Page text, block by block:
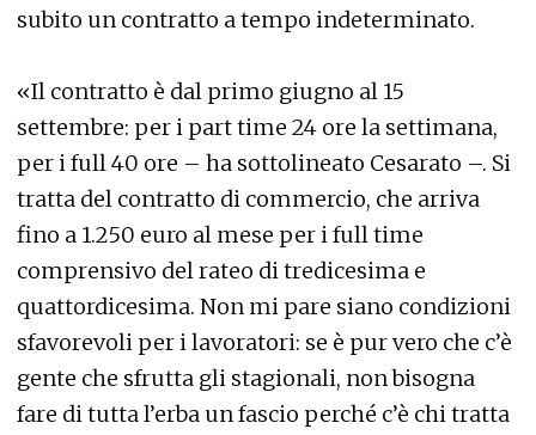
subito un contratto a tempo indeterminato.
«Il contratto è dal primo giugno al 15
settembre: per i part time 24 ore la settimana,
per i full 40 ore – ha sottolineato Cesarato –. Si
tratta del contratto di commercio, che arriva
fino a 1.250 euro al mese per i full time
comprensivo del rateo di tredicesima e
quattordicesima. Non mi pare siano condizioni
sfavorevoli per i lavoratori: se è pur vero che c’è
gente che sfrutta gli stagionali, non bisogna
fare di tutta l’erba un fascio perché c’è chi tratta